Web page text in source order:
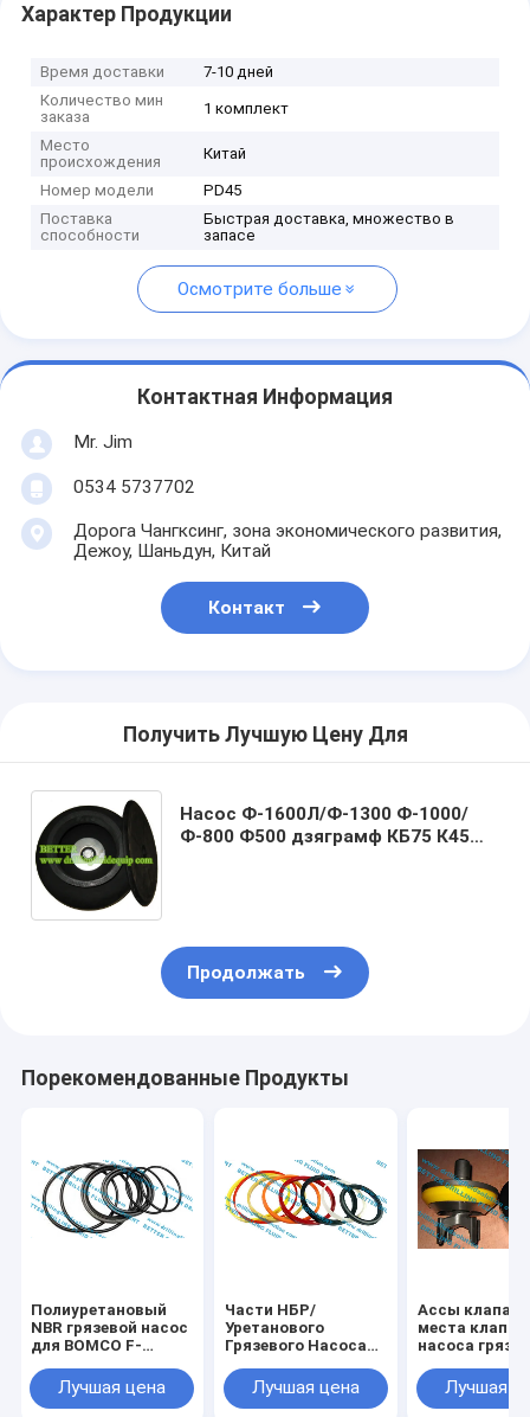
Характер Продукции
Время доставки
7-10 дней
Количество мин
заказа
1 комплект
Место
происхождения
Китай
Номер модели
PD45
Поставка
способности
Быстрая доставка, множество в
запасе
Осмотрите больше
Контактная Информация
Mr. Jim
0534 5737702
Дорога Чангксинг, зона экономического развития,
Дежоу, Шаньдун, Китай
Контакт
Получить Лучшую Цену Для
Насос Ф-1600Л/Ф-1300 Ф-1000/
Ф-800 Ф500 дзяграмф КБ75 К45
Продолжать
Порекомендованные Продукты
Полиуретановый
NBR грязевой насос
для BOMCO F-
Запад 5000psi
Лучшая цена
Части НБР/
Уретанового
Грязевого Насоса
1600/F-1300 Юго-
Западный 5000psi
Лучшая цена
Ассы клапана
места
насоса грязи.
АПИ-6
насос грязи
Лучшая